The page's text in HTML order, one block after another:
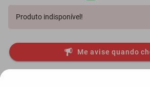
Produto indisponível!
Me avise quando